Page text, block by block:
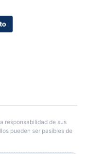
responsabilidad de sus
pueden ser pasibles de